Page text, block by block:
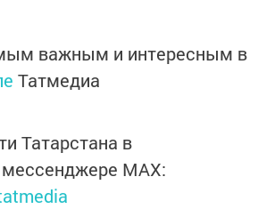
важным и интересным в
Татмедиа
Татарстана в
MАХ: